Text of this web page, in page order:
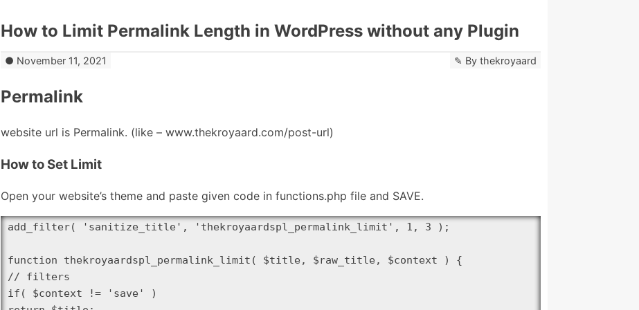
How to Limit Permalink Length in WordPress without any Plugin
November 11, 2021 By thekroyaard
Permalink
website url is Permalink. (like – www.thekroyaard.com/post-url)
How to Set Limit
Open your website’s theme and paste given code in functions.php file and SAVE.
add_filter( 'sanitize_title', 'thekroyaardspl_permalink_limit', 1, 3 );
function thekroyaardspl_permalink_limit( $title, $raw_title, $context ) {
// filters
if( $context != 'save' )